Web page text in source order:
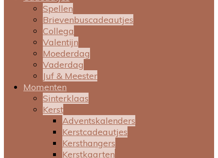
Spellen
Brievenbuscadeautjes
Collega
Valentijn
Moederdag
Vaderdag
Juf & Meester
Momenten
Sinterklaas
Kerst
Adventskalenders
Kerstcadeautjes
Kersthangers
Kerstkaarten